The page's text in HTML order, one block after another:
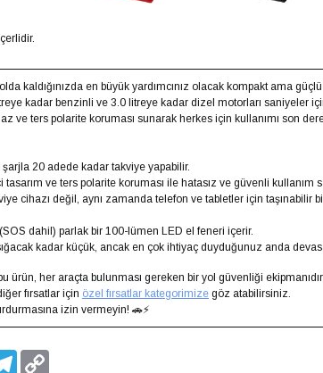
kaldığınızda en büyük yardımcınız olacak kompakt ama
kadar benzinli ve 3.0 litreye kadar dizel motorları saniyeler
ve ters polarite koruması sunarak herkes için kullanımı son
20 adede kadar takviye yapabilir.
tasarım ve ters polarite koruması ile hatasız ve güvenli kullanım
cihazı değil, aynı zamanda telefon ve tabletler için taşınabilir
dahil) parlak bir 100-lümen LED el feneri içerir.
kadar küçük, ancak en çok ihtiyaç duyduğunuz anda
ürün, her araçta bulunması gereken bir yol güvenliği
fırsatlar için özel fırsatlar kategorimize göz atabilirsiniz.
izin vermeyin! 🚗⚡
Telegram